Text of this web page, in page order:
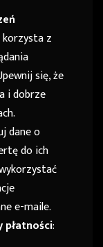
korzysta z
się, że
i dobrze
dane o
do ich
e-maile.
płatności: